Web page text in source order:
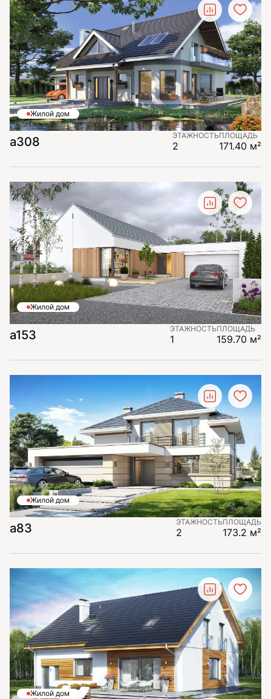
Жилой дом
а308 ЭТАЖНОСТЬ
2
ПЛОЩАДЬ
171.40 м²
Жилой дом
a153 ЭТАЖНОСТЬ
1
ПЛОЩАДЬ
159.70 м²
Жилой дом
a83 ЭТАЖНОСТЬ
2
ПЛОЩАДЬ
173.2 м²
Жилой дом